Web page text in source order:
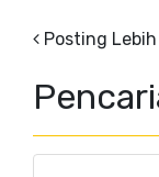
Posting